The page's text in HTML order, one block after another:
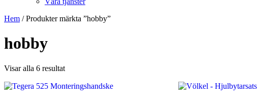
Hem / Produkter märkta ”hobby”
hobby
Visar alla 6 resultatSortera
senaste